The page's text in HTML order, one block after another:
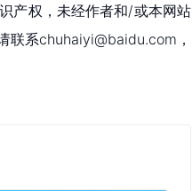
产权，未经作者和/或本网站
联系chuhaiyi@baidu.com，